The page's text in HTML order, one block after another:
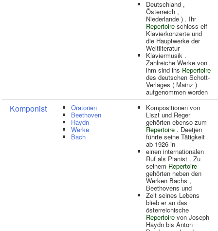
Deutschland ,
Österreich ,
Niederlande ) . Ihr
Repertoire schloss elf
Klavierkonzerte und
die Hauptwerke der
Weltliteratur
Klaviermusik .
Zahlreiche Werke von
ihm sind ins Repertoire
des deutschen Schott-
Verlages ( Mainz )
aufgenommen worden
Komponist Oratorien
Beethoven
Haydn
Werke
Bach
Kompositionen von
Liszt und Reger
gehörten ebenso zum
Repertoire . Deetjen
führte seine Tätigkeit
ab 1926 in
einen internationalen
Ruf als Pianist . Zu
seinem Repertoire
gehörten neben den
Werken Bachs ,
Beethovens und
Zeit seines Lebens
blieb er an das
österreichische
Repertoire von Joseph
Haydn bis Anton